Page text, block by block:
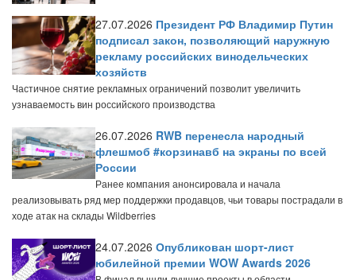
27.07.2026 Президент РФ Владимир Путин
подписал закон, позволяющий наружную
рекламу российских винодельческих
хозяйств
Частичное снятие рекламных ограничений позволит увеличить
узнаваемость вин российского производства
26.07.2026 RWB перенесла народный
флешмоб #корзинавб на экраны по всей
России
Ранее компания анонсировала и начала
реализовывать ряд мер поддержки продавцов, чьи товары пострадали в
ходе атак на склады Wildberries
24.07.2026 Опубликован шорт-лист
юбилейной премии WOW Awards 2026